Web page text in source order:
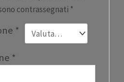
contrassegnati *
*
*